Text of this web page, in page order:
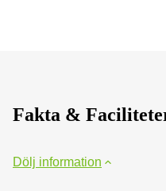
Fakta &
Dölj information